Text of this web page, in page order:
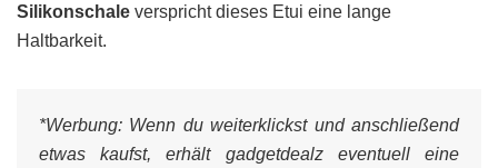
Silikonschale verspricht dieses Etui eine lange
Haltbarkeit.
*Werbung: Wenn du weiterklickst und anschließend
etwas kaufst, erhält gadgetdealz eventuell eine